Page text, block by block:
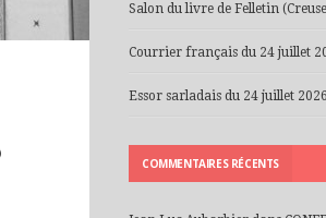
Salon du livre de Felletin
Courrier français du 24 juillet
Essor sarladais du 24 juillet
COMMENTAIRES RÉCENTS